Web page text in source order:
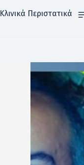
Κλινικά Περιστατικά